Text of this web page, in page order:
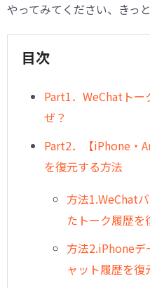
やってみてください、きっ
目次
︎Part1．WeChatト
ぜ？
Part2．【iPhone・
を復元する方法
方法1.WeChat
たトーク履歴を
方法2.iPhoneデ
ャット履歴を復